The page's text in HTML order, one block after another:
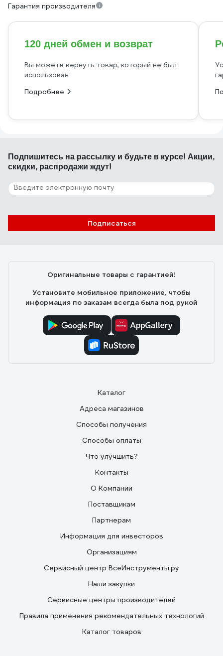
Гарантия производителя
120 дней обмен и возврат
Вы можете вернуть товар, который не был
использован
Подробнее
Подпишитесь на рассылку и будьте в курсе! Акции,
скидки, распродажи ждут!
Подписаться
Оригинальные товары с гарантией!
Установите мобильное приложение, чтобы
информация по заказам всегда была под рукой
Каталог
Адреса магазинов
Способы получения
Способы оплаты
Что улучшить?
Контакты
О Компании
Поставщикам
Партнерам
Информация для инвесторов
Организациям
Сервисный центр ВсеИнструменты.ру
Наши закупки
Сервисные центры производителей
Правила применения рекомендательных технологий
Каталог товаров